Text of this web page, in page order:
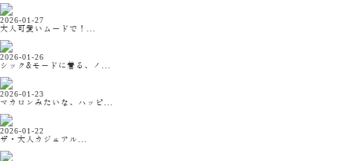
2026-01-27
大人可愛いムードで！...
2026-01-26
シック&モードに着る、ノ...
2026-01-23
マカロンみたいな、ハッピ...
2026-01-22
ザ・大人カジュアル...